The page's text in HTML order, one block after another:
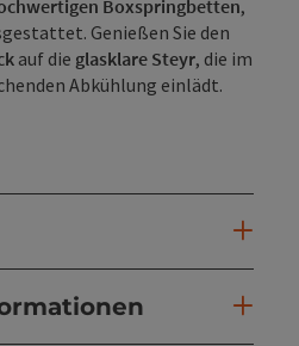
Boxspringbetten,
Genießen Sie den
auf die glasklare Steyr, die im
Abkühlung einlädt.